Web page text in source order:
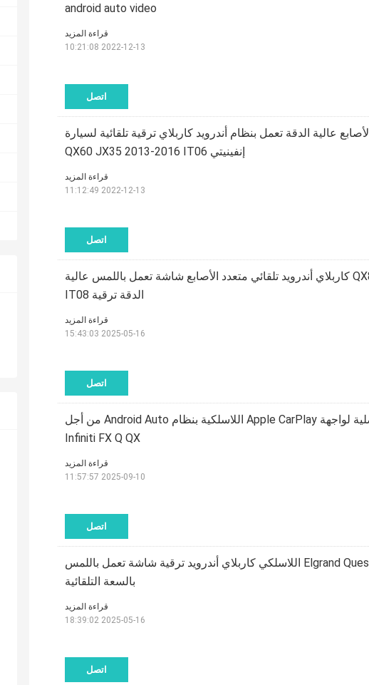
android auto video
اتصل
قراءة المزيد
2022-12-13 10:21:08
عالية الدقة تعمل بنظام أندرويد كاربلاي ترقية تلقائية لسيارة
إنفينيتي QX60 JX35 2013-2016 IT06
اتصل
قراءة المزيد
2022-12-13 11:12:49
إنفينيتي QX80 QX56 Z62 كاربلاي أندرويد تلقائي متعدد الأصابع شاشة تعمل باللمس عالية
الدقة ترقية IT08
اتصل
قراءة المزيد
2025-05-16 15:43:03
ترقية الشاشة الأصلية لواجهة Apple CarPlay اللاسلكية بنظام Android Auto من أجل
Infiniti FX Q QX
اتصل
قراءة المزيد
2025-09-10 11:57:57
نيسان Elgrand Quest E52 IT06 اللاسلكي كاربلاي أندرويد ترقية شاشة تعمل باللمس
بالسعة التلقائية
اتصل
قراءة المزيد
2025-05-16 18:39:02